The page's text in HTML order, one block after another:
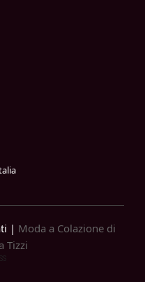
| Moda a Colazione di
Tizzi